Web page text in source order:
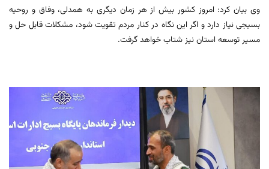
وی بیان کرد: امروز کشور بیش از هر زمان دیگری به همدلی، وفاق و روحیه
بسیجی نیاز دارد و اگر این نگاه در کنار مردم تقویت شود، مشکلات قابل حل و
مسیر توسعه استان نیز شتاب خواهد گرفت.